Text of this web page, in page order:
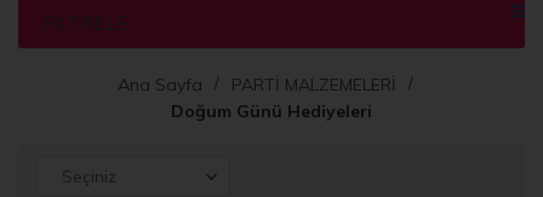
FILTRELE
Ana Sayfa
PARTİ MALZEMELERİ
Doğum Günü Hediyeleri